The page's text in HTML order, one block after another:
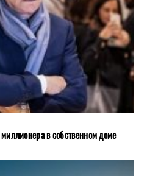
в собственном доме